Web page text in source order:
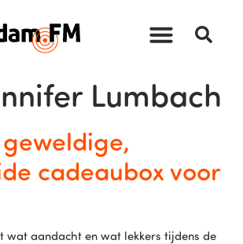
Lumbach
cadeaubox voor
wat aandacht en wat lekkers tijdens de